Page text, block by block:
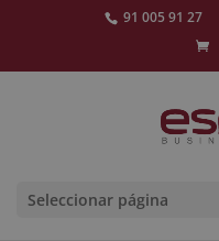
91 005 91 27
Seleccionar página